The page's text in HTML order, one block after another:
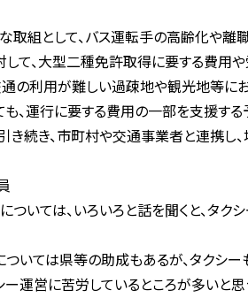
して、バス運転手の高齢化や離職
大型二種免許取得に要する費用や
用が難しい過疎地や観光地等におい
行に要する費用の一部を支援する
、市町村や交通事業者と連携し、
は、いろいろと話を聞くと、タクシ
県等の助成もあるが、タクシーも
に苦労しているところが多いと思う